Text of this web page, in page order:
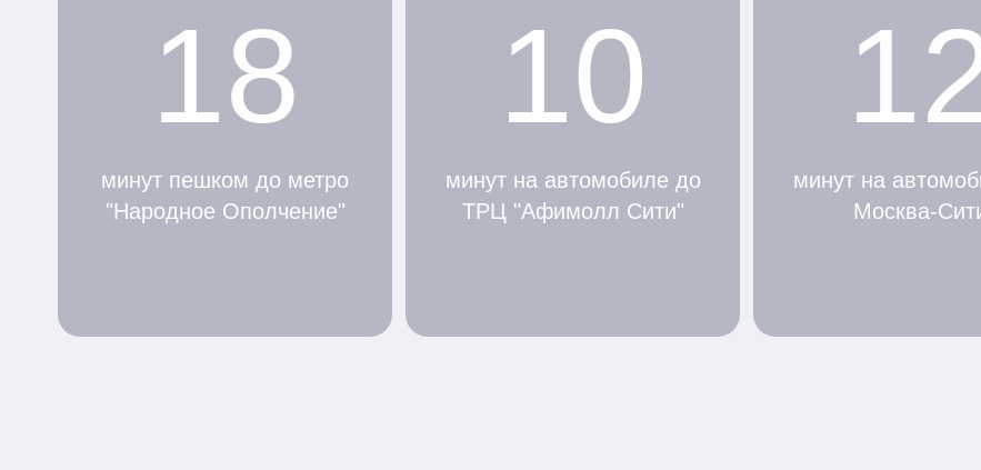
18
минут пешком до метро
"Народное Ополчение"
10
минут на автомобиле до
ТРЦ "Афимолл Сити"
минут на
Москва-